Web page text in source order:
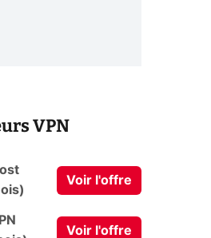
VPN
Voir l'offre
Voir l'offre